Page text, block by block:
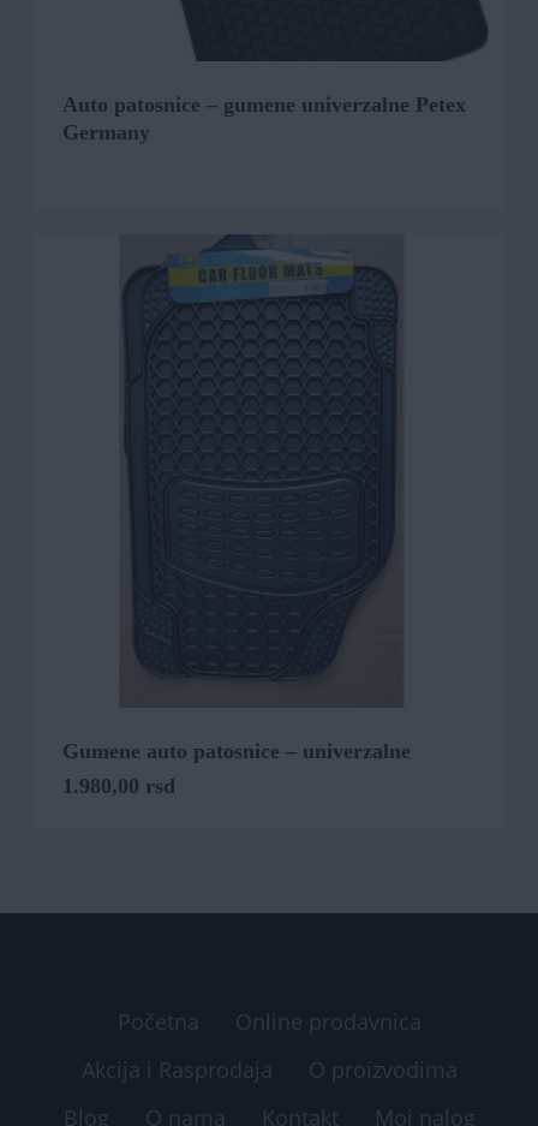
Auto patosnice – gumene univerzalne Petex
Germany
Gumene auto patosnice – univerzalne
1.980,00 rsd
Početna
Online prodavnica
Akcija i Rasprodaja
O proizvodima
Blog
O nama Kontakt Moj nalog